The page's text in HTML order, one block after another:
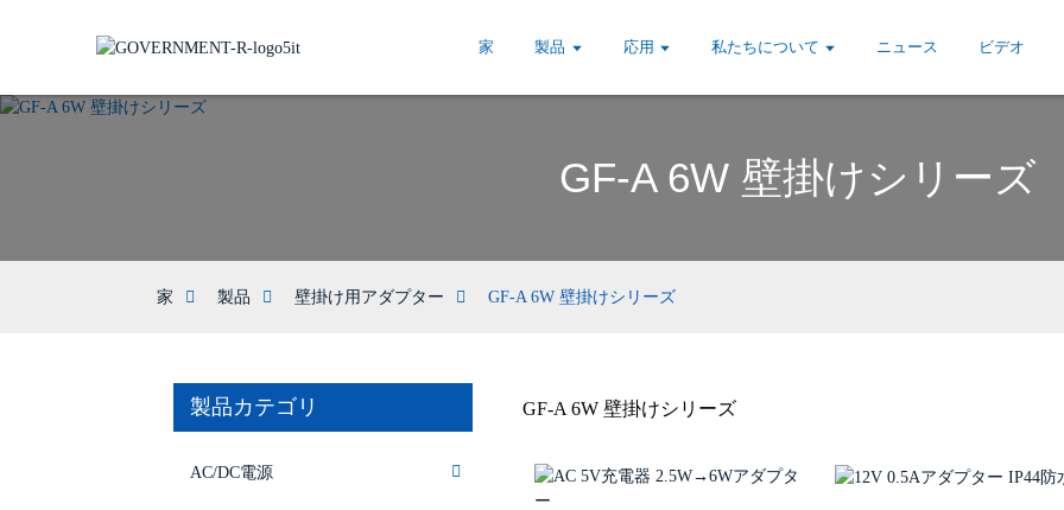
家 製品 応用 私たちについて ニュース ビデオ
GF-A 6W 壁掛けシリーズ
家 製品 壁掛け用アダプター GF-A 6W 壁掛けシリーズ
製品カテゴリ
AC/DC電源
GF-A 6W 壁掛けシリーズ